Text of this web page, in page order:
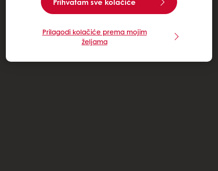
Prilagodi kolačiće prema mojim
željama